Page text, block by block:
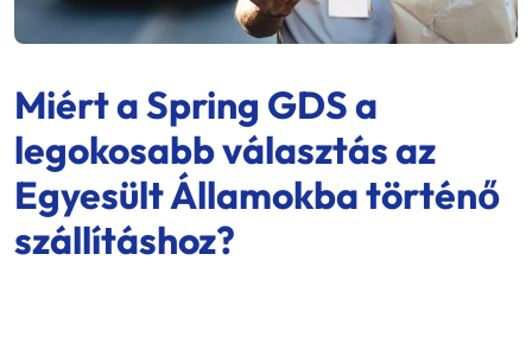
Miért aSpring GDSa
legokosabb választás az
Egyesült Államokba történő
szállításhoz?